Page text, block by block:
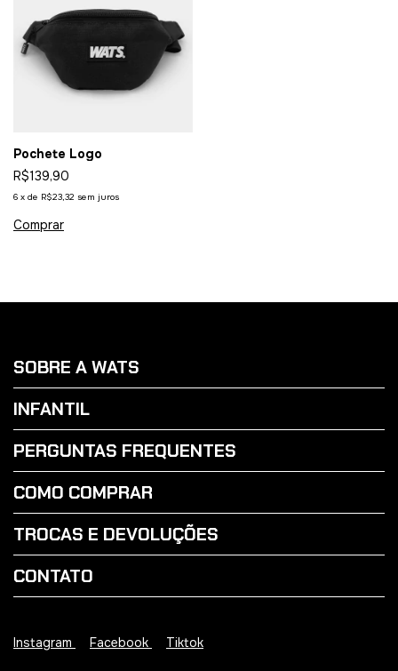
Pochete Logo
R$139,90
6 x de R$23,32 sem juros
SOBRE A WATS
INFANTIL
PERGUNTAS FREQUENTES
COMO COMPRAR
TROCAS E DEVOLUÇÕES
CONTATO
Instagram Facebook Tiktok